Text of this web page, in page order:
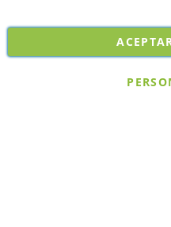
Copyright © 2026. All rights